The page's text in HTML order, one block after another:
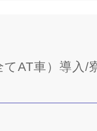
AT車）導入/